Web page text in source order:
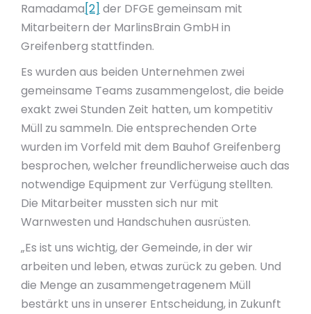
Ramadama[2] der DFGE gemeinsam mit
Mitarbeitern der MarlinsBrain GmbH in
Greifenberg stattfinden.
Es wurden aus beiden Unternehmen zwei
gemeinsame Teams zusammengelost, die beide
exakt zwei Stunden Zeit hatten, um kompetitiv
Müll zu sammeln. Die entsprechenden Orte
wurden im Vorfeld mit dem Bauhof Greifenberg
besprochen, welcher freundlicherweise auch das
notwendige Equipment zur Verfügung stellten.
Die Mitarbeiter mussten sich nur mit
Warnwesten und Handschuhen ausrüsten.
„Es ist uns wichtig, der Gemeinde, in der wir
arbeiten und leben, etwas zurück zu geben. Und
die Menge an zusammengetragenem Müll
bestärkt uns in unserer Entscheidung, in Zukunft